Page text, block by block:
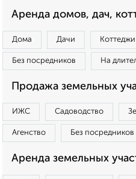
Аренда домов, дач,
Дома Дачи Коттеджи
Без посредников На
Продажа земельных
ИЖС Садоводство
Агенство Без посредников
Аренда земельных